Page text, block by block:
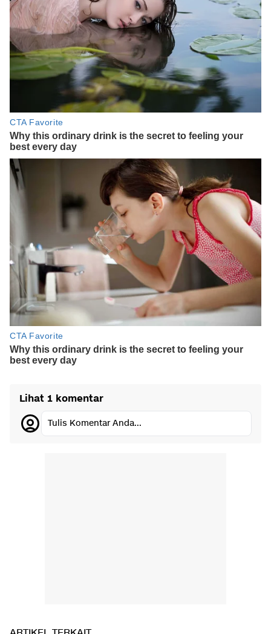
Lihat 1 komentar
Tulis Komentar Anda...